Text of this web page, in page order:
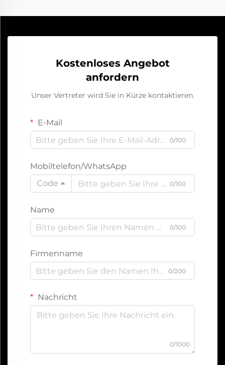
Kostenloses Angebot
anfordern
Unser Vertreter wird Sie in Kürze kontaktieren.
E-Mail
0/100
Mobiltelefon/WhatsApp
Code
0/100
Name
0/100
Firmenname
0/200
Nachricht
0/1000